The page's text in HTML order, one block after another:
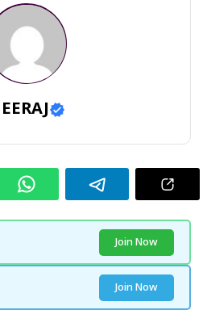
Join Now
Join Now